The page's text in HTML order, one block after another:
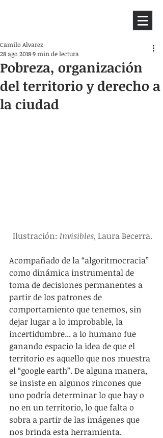
Pobreza, organización
del territorio y derecho a
la ciudad
Camilo Alvarez
28 ago 20189 min de lectura
Ilustración: Invisibles, Laura Becerra.
Acompañado de la “algoritmocracia”
como dinámica instrumental de
toma de decisiones permanentes a
partir de los patrones de
comportamiento que tenemos, sin
dejar lugar a lo improbable, la
incertidumbre... a lo humano fue
ganando espacio la idea de que el
territorio es aquello que nos muestra
el “google earth”. De alguna manera,
se insiste en algunos rincones que
uno podría determinar lo que hay o
no en un territorio, lo que falta o
sobra a partir de las imágenes que
nos brinda esta herramienta.